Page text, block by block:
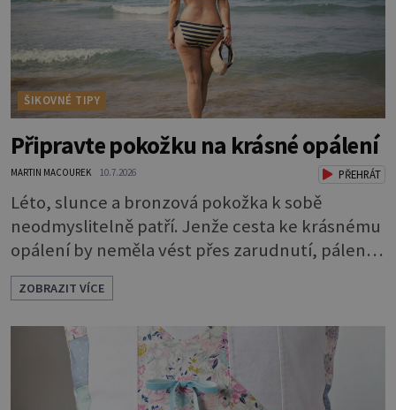
ŠIKOVNÉ TIPY
Připravte pokožku na krásné opálení
MARTIN MACOUREK 10.7.2026 PŘEHRÁT
Léto, slunce a bronzová pokožka k sobě
neodmyslitelně patří. Jenže cesta ke krásnému
opálení by neměla vést přes zarudnutí, pálení a
loupající se kůže. Spálená pokožka není
známkou „základu“ pro opálení, ale reakcí na
nadměrné UV záření. Pokud chcete, aby pleť i
pokožka těla vypadaly zdravě, hladce a opálení
vydrželo co nejdéle, vyplatí se začít s přípravou
už několik týdnů před první dovolenou.
ZOBRAZIT VÍCE